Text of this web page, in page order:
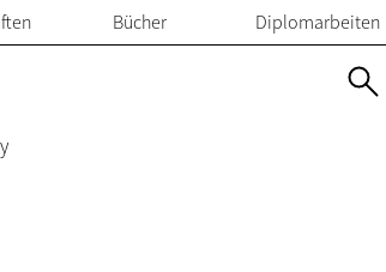
Bücher Diplomarbeiten